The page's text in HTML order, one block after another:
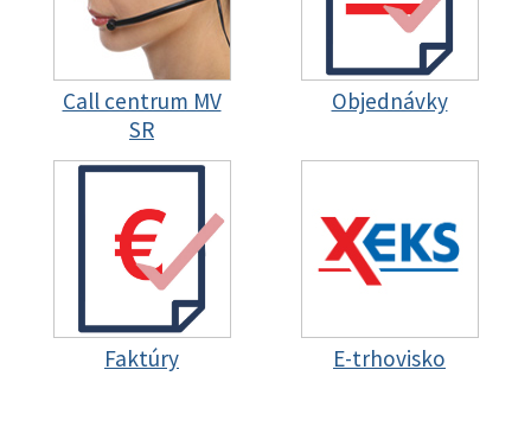
Call centrum MV
SR
Objednávky
Faktúry E-trhovisko